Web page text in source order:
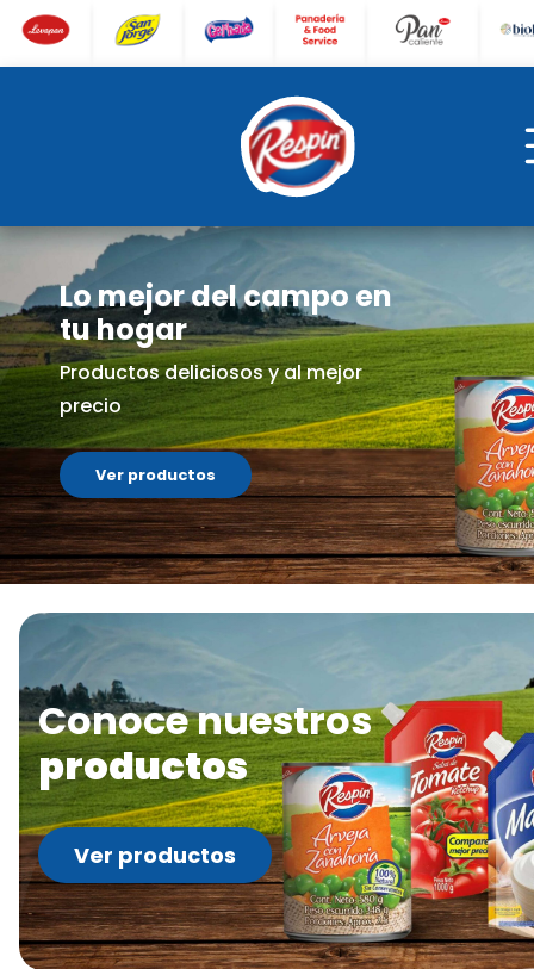
Lo mejor del campo en
tu hogar
Productos deliciosos y al mejor
precio
Ver productos
Conoce nuestros
productos
Ver productos